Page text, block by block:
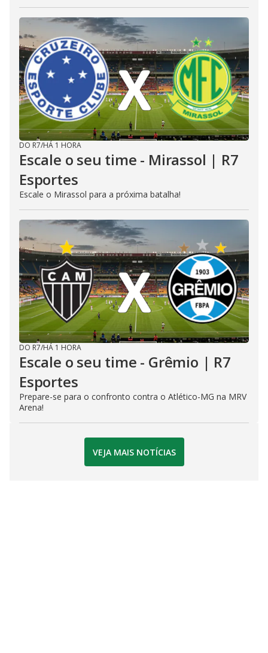
DO R7/HÁ 1 HORA
Escale o seu time - Mirassol | R7
Esportes
Escale o Mirassol para a próxima batalha!
DO R7/HÁ 1 HORA
Escale o seu time - Grêmio | R7
Esportes
Prepare-se para o confronto contra o Atlético-MG na MRV
Arena!
VEJA MAIS NOTÍCIAS